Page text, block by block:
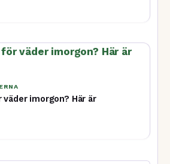
imorgon? Här är